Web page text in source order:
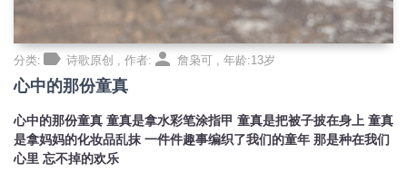
分类: label 诗歌原创 , 作者: person 詹枭可 , 年龄:13岁
心中的那份童真
心中的那份童真 童真是拿水彩笔涂指甲 童真是把被子披在身上 童真
是拿妈妈的化妆品乱抹 一件件趣事编织了我们的童年 那是种在我们
心里 忘不掉的欢乐